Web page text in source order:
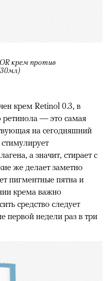
крем против
крем Retinol 0.3, в
ретинола — это самая
на сегодняшний
а значит, стирает с
же делает заметно
пигментные пятна и
крема важно
средство следует
первой недели раз в три